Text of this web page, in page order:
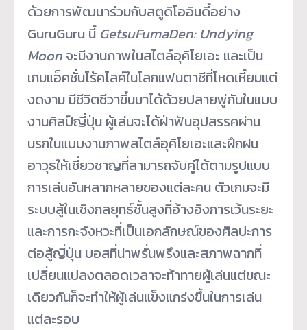
ด้วยการพัฒนาร่วมกับสตูดิโออินดี้อย่าง
GuruGuru นี้ GetsuFumaDen: Undying
Moonจะมีงานภาพในสไตล์อุคิโยเอะ และเป็น
เกมแอ็คชั่นโร้คไลค์ในโลกแฟนตาซีที่โหดเหี้ยมแต่
งดงาม มีชีวิตชีวาขึ้นมาได้ด้วยปลายพู่กันในแบบ
งานศิลป์ญี่ปุ่น ผู้เล่นจะได้ฝ่าฟันอุปสรรคผ่าน
นรกในแบบงานภาพสไตล์อุคิโยเอะและฝึกฝน
อาวุธให้เชี่ยวชาญที่สามารถจับคู่ได้ตามรูปแบบ
การเล่นอันหลากหลายของแต่ละคน ตัวเกมจะมี
ระบบสู้ในเชิงกลยุทธ์ชั้นสูงที่อ้างอิงการเว้นระยะ
และการกะจังหวะที่เป็นเอกลักษณ์ของศิลปะการ
ต่อสู้ญี่ปุ่น บอสที่น่าพรั่นพรึงและสภาพฉากที่
เปลี่ยนแปลงตลอดเวลาจะท้าทายผู้เล่นแต่ขณะ
เดียวกันก็จะทำให้ผู้เล่นแข็งแกร่งขึ้นในการเล่น
แต่ละรอบ